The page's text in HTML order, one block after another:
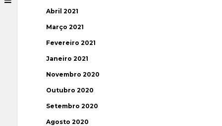
Abril 2021
Março 2021
Fevereiro 2021
Janeiro 2021
Novembro 2020
Outubro 2020
Setembro 2020
Agosto 2020